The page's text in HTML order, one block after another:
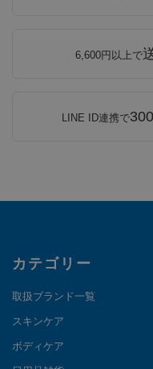
6,600円以上で
LINE ID連携で
カテゴリー
取扱ブランド一覧
スキンケア
ボディケア